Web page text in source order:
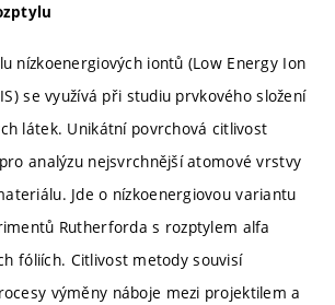
nízkoenergiových iontů (Low Energy Ion
se využívá při studiu prvkového složení
látek. Unikátní povrchová citlivost
analýzu nejsvrchnější atomové vrstvy
Jde o nízkoenergiovou variantu
Rutherforda s rozptylem alfa
fóliích. Citlivost metody souvisí
výměny náboje mezi projektilem a